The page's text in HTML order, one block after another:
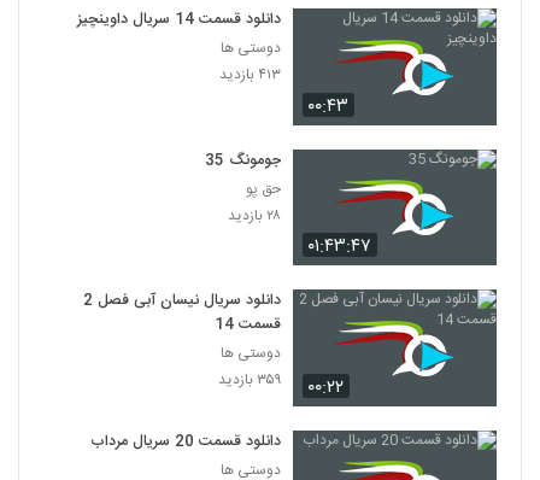
۰۰:۴۳
دانلود قسمت 14 سریال داوینچیز
دوستی ها
۴۱۳ بازدید
۰۱:۴۳:۴۷
جومونگ 35
حق پو
۲۸ بازدید
۰۰:۲۲
دانلود سریال نیسان آبی فصل 2
قسمت 14
دوستی ها
۳۵۹ بازدید
دانلود قسمت 20 سریال مرداب
دوستی ها